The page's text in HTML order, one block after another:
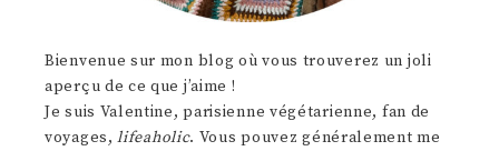
Bienvenue sur mon blog où vous trouverez un joli
aperçu de ce que j’aime !
Je suis Valentine, parisienne végétarienne, fan de
voyages,lifeaholic. Vous pouvez généralement me